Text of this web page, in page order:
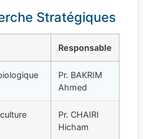
Stratégiques
Responsable
Pr. BAKRIM
Ahmed
Pr. CHAIRI
Hicham